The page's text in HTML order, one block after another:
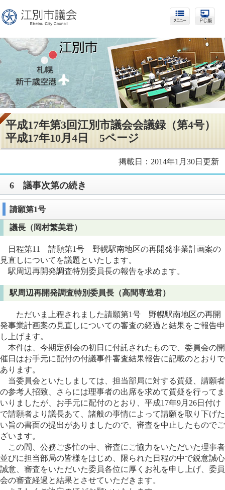
平成17年第3回江別市議会会議録（第4号）
平成17年10月4日 5ページ
掲載日：2014年1月30日更新
6 議事次第の続き
請願第1号
議長（岡村繁美君）
日程第11 請願第1号 野幌駅南地区の再開発事業計画案の
見直しについてを議題といたします。
駅周辺再開発調査特別委員長の報告を求めます。
駅周辺再開発調査特別委員長（高間専造君）
ただいま上程されました請願第1号 野幌駅南地区の再開
発事業計画案の見直しについての審査の経過と結果をご報告申
し上げます。
本件は、今期定例会の初日に付託されたもので、委員会の開
催日はお手元に配付の付議事件審査結果報告に記載のとおりで
あります。
当委員会といたしましては、担当部局に対する質疑、請願者
の参考人招致、さらには理事者の出席を求めて質疑を行ってま
いりましたが、お手元に配付のとおり、平成17年9月26日付け
で請願者より議長あて、諸般の事情によって請願を取り下げた
い旨の書面の提出がありましたので、審査を中止したものでご
ざいます。
この間、公務ご多忙の中、審査にご協力をいただいた理事者
並びに担当部局の皆様をはじめ、限られた日程の中で鋭意誠心
誠意、審査をいただいた委員各位に厚くお礼を申し上げ、委員
会の審査経過と結果とさせていただきます。